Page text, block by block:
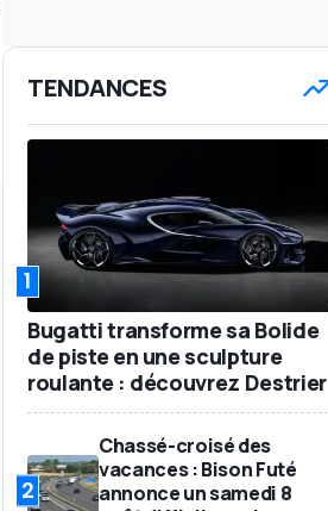
TENDANCES
1
Bugatti transforme sa Bolide
de piste en une sculpture
roulante : découvrez Destrier
2
Chassé-croisé des
vacances : Bison Futé
annonce un samedi 8